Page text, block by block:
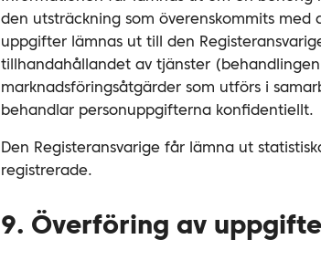
den utsträckning som överenskommits med
uppgifter lämnas ut till den
tillhandahållandet av tjänster
marknadsföringsåtgärder som utförs i
behandlar personuppgifterna konfidentiellt.
Den Registeransvarige får lämna ut
registrerade.
9. Överföring av